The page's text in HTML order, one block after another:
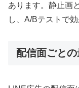
あります。静止画
し、A/Bテストで
配信面ごと